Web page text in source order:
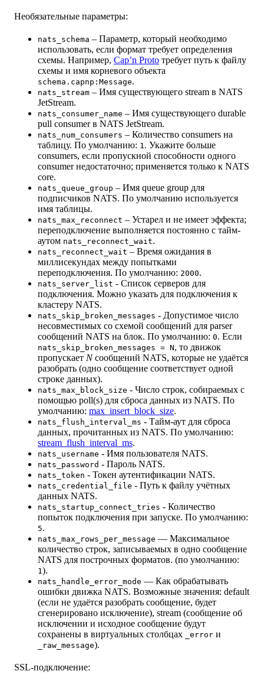
Необязательные параметры:
nats_schema – Параметр, который необходимо
использовать, если формат требует определения
схемы. Например, Cap’n Proto требует путь к файлу
схемы и имя корневого объекта
schema.capnp:Message.
nats_stream – Имя существующего stream в NATS
JetStream.
nats_consumer_name – Имя существующего durable
pull consumer в NATS JetStream.
nats_num_consumers – Количество consumers на
таблицу. По умолчанию: 1. Укажите больше
consumers, если пропускной способности одного
consumer недостаточно; применяется только к NATS
core.
nats_queue_group – Имя queue group для
подписчиков NATS. По умолчанию используется
имя таблицы.
nats_max_reconnect – Устарел и не имеет эффекта;
переподключение выполняется постоянно с тайм-
аутом nats_reconnect_wait.
nats_reconnect_wait – Время ожидания в
миллисекундах между попытками
переподключения. По умолчанию: 2000.
nats_server_list - Список серверов для
подключения. Можно указать для подключения к
кластеру NATS.
nats_skip_broken_messages - Допустимое число
несовместимых со схемой сообщений для parser
сообщений NATS на блок. По умолчанию: 0. Если
nats_skip_broken_messages = N, то движок
пропускает Nсообщений NATS, которые не удаётся
разобрать (одно сообщение соответствует одной
строке данных).
nats_max_block_size - Число строк, собираемых с
помощью poll(s) для сброса данных из NATS. По
умолчанию: max_insert_block_size.
nats_flush_interval_ms - Тайм-аут для сброса
данных, прочитанных из NATS. По умолчанию:
stream_flush_interval_ms.
nats_username - Имя пользователя NATS.
nats_password - Пароль NATS.
nats_token - Токен аутентификации NATS.
nats_credential_file - Путь к файлу учётных
данных NATS.
nats_startup_connect_tries - Количество
попыток подключения при запуске. По умолчанию:
5.
nats_max_rows_per_message — Максимальное
количество строк, записываемых в одно сообщение
NATS для построчных форматов. (по умолчанию:
1).
nats_handle_error_mode — Как обрабатывать
ошибки движка NATS. Возможные значения: default
(если не удаётся разобрать сообщение, будет
сгенерировано исключение), stream (сообщение об
исключении и исходное сообщение будут
сохранены в виртуальных столбцах
_error и
_raw_message).
SSL-подключение: